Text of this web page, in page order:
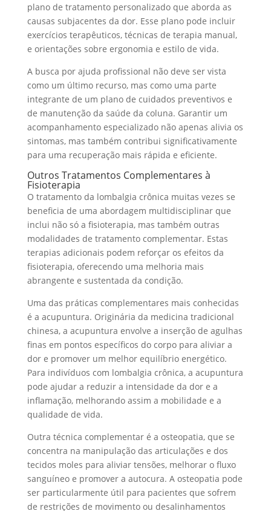
plano de tratamento personalizado que aborda as
causas subjacentes da dor. Esse plano pode incluir
exercícios terapêuticos, técnicas de terapia manual,
e orientações sobre ergonomia e estilo de vida.
A busca por ajuda profissional não deve ser vista
como um último recurso, mas como uma parte
integrante de um plano de cuidados preventivos e
de manutenção da saúde da coluna. Garantir um
acompanhamento especializado não apenas alivia os
sintomas, mas também contribui significativamente
para uma recuperação mais rápida e eficiente.
Outros Tratamentos Complementares à
Fisioterapia
O tratamento da lombalgia crônica muitas vezes se
beneficia de uma abordagem multidisciplinar que
inclui não só a fisioterapia, mas também outras
modalidades de tratamento complementar. Estas
terapias adicionais podem reforçar os efeitos da
fisioterapia, oferecendo uma melhoria mais
abrangente e sustentada da condição.
Uma das práticas complementares mais conhecidas
é a acupuntura. Originária da medicina tradicional
chinesa, a acupuntura envolve a inserção de agulhas
finas em pontos específicos do corpo para aliviar a
dor e promover um melhor equilíbrio energético.
Para indivíduos com lombalgia crônica, a acupuntura
pode ajudar a reduzir a intensidade da dor e a
inflamação, melhorando assim a mobilidade e a
qualidade de vida.
Outra técnica complementar é a osteopatia, que se
concentra na manipulação das articulações e dos
tecidos moles para aliviar tensões, melhorar o fluxo
sanguíneo e promover a autocura. A osteopatia pode
ser particularmente útil para pacientes que sofrem
de restrições de movimento ou desalinhamentos